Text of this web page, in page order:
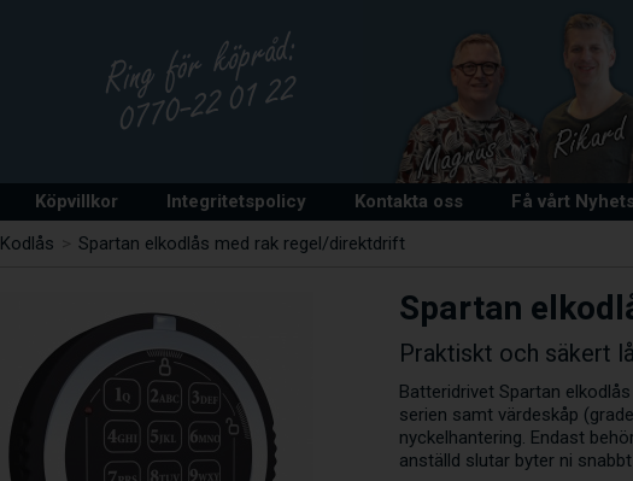
Köpvillkor Integritetspolicy Kontakta oss Få vårt
Kodlås Spartan elkodlås med rak regel/direktdrift
Spartan
Praktiskt och säkert
Batteridrivet Spartan
serien samt värdeskåp
nyckelhantering. Endast
anställd slutar byter ni